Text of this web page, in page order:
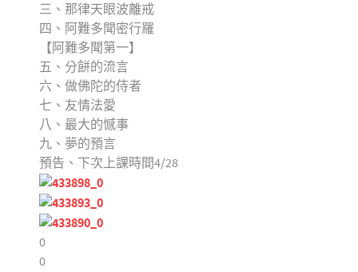
三、那律天眼波離戒
四、阿難多聞密行羅
【阿難多聞第一】
五、分餅的流言
六、做佛陀的侍者
七、友情法愛
八、最大的憾事
九、夢的預言
預告、下次上課時間4/28
0
0